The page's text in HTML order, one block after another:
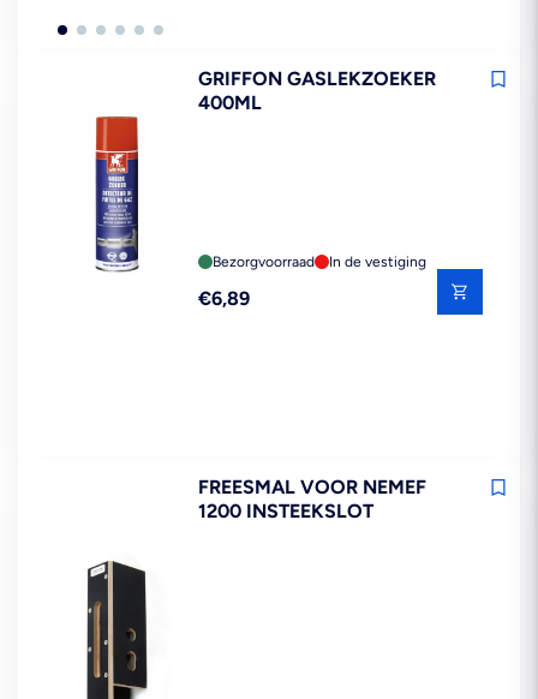
GRIFFON GASLEKZOEKER
400ML
Bezorgvoorraad In de vestiging
Reguliere
€6,89
FREESMAL VOOR NEMEF
1200 INSTEEKSLOT